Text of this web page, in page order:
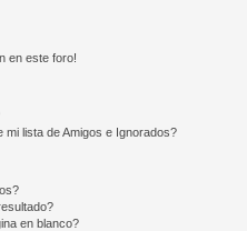
en este foro!
lista de Amigos e Ignorados?
en blanco?